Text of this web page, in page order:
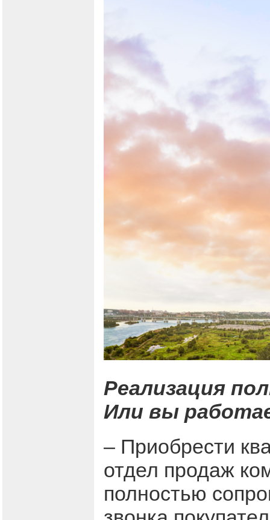
Реализация
Или вы
– Приобрести
отдел продаж
полностью